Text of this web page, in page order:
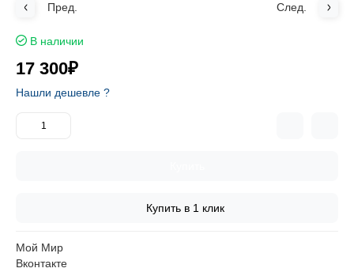
Пред. След.
В наличии
17 300₽
Нашли дешевле ?
Купить в 1 клик
Мой Мир
Вконтакте